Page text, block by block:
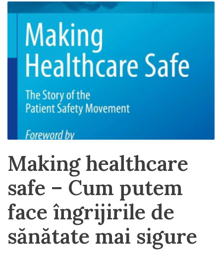
Making healthcare
safe – Cum putem
face îngrijirile de
sănătate mai sigure